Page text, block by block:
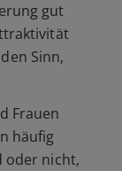
gut
Sinn,
Frauen
häufig
oder nicht,